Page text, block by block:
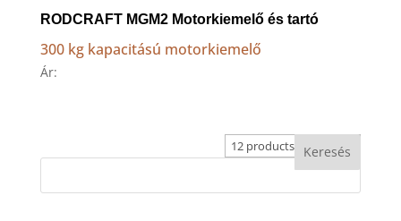
RODCRAFT MGM2 Motorkiemelő és tartó
300 kg kapacitású motorkiemelő
Ár: